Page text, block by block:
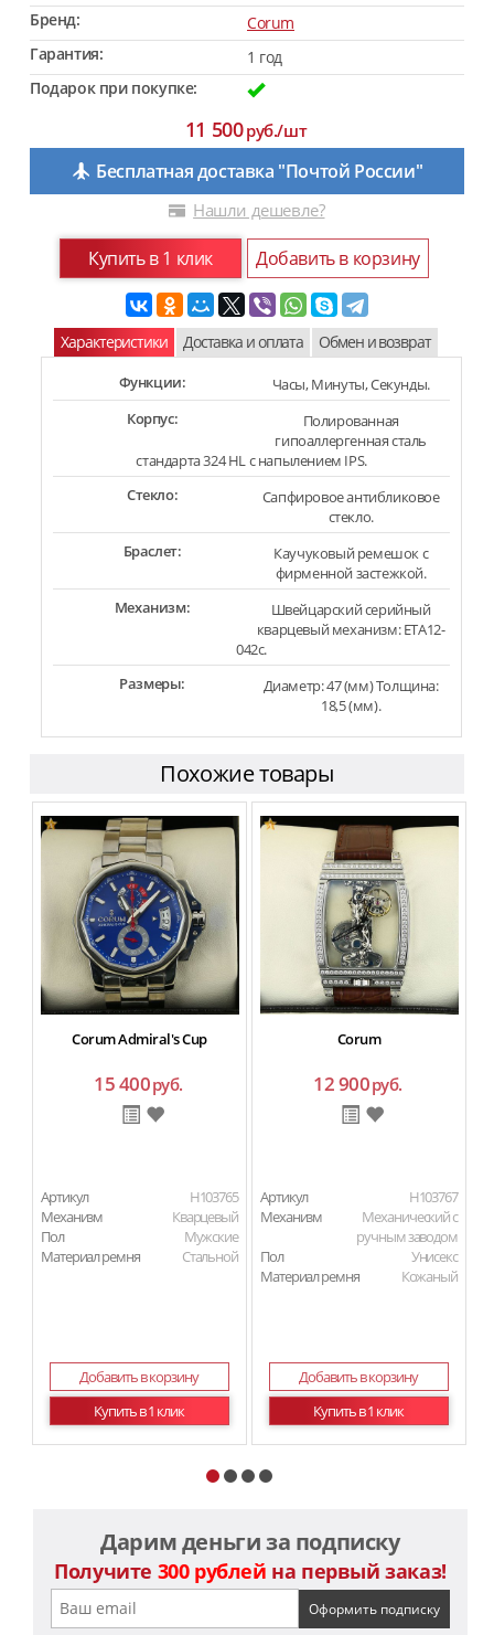
Бренд:
Corum
Гарантия:
1 год
Подарок при покупке:
11 500руб./шт
Бесплатная доставка "Почтой России"
Нашли дешевле?
Купить в 1 клик Добавить в корзину
Характеристики Доставка и оплата Обмен и возврат
Функции:
Часы, Минуты, Секунды.
Корпус:
Полированная
гипоаллергенная сталь
стандарта 324 HL с напылением IPS.
Стекло:
Сапфировое антибликовое
стекло.
Браслет:
Каучуковый ремешок с
фирменной застежкой.
Механизм:
Швейцарский серийный
кварцевый механизм: ETA12-
042c.
Размеры:
Диаметр: 47 (мм) Толщина:
18,5 (мм).
Похожие товары
Corum Admiral's Cup
15 400руб.
Артикул
H103765
Механизм
Кварцевый
Пол
Мужские
Материал ремня
Стальной
Добавить в корзину
Купить в 1 клик
Corum
12 900руб.
Артикул
H103767
Механизм
Механический с
ручным заводом
Пол
Унисекс
Материал ремня
Кожаный
Добавить в корзину
Купить в 1 клик
Дарим деньги за подписку
Получите 300 рублей на первый заказ!